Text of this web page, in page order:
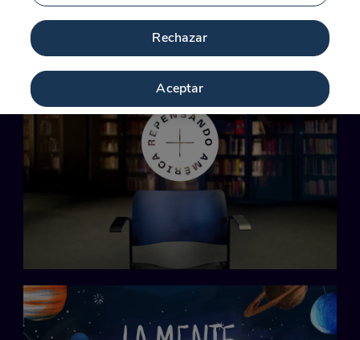
Rechazar
Aceptar